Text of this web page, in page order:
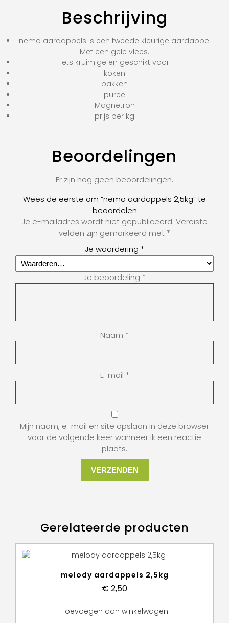
Beschrijving
nemo aardappels is een tweede kleurige aardappel
Met een gele vlees.
iets kruimige en geschikt voor
koken
bakken
puree
Magnetron
prijs per kg
Beoordelingen
Er zijn nog geen beoordelingen.
Wees de eerste om “nemo aardappels 2,5kg” te
beoordelen
Je e-mailadres wordt niet gepubliceerd. Vereiste
velden zijn gemarkeerd met *
Je waardering *
Je beoordeling *
Naam *
E-mail *
Mijn naam, e-mail en site opslaan in deze browser
voor de volgende keer wanneer ik een reactie
plaats.
Gerelateerde producten
melody aardappels 2,5kg
€ 2,50
Toevoegen aan winkelwagen